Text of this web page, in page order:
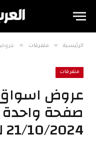
الرئيسية » متفرقات » عروض
متفرقات
عروض اسواق
صفحة واحدة
21/10/2024 لمدة يومان